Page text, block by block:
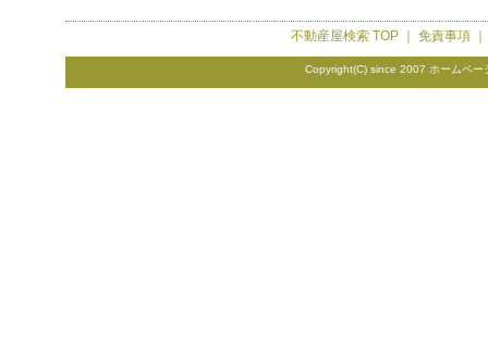
不動産屋検索TOP ｜ 免責事項
Copyright(C) since 2007 ホームペー